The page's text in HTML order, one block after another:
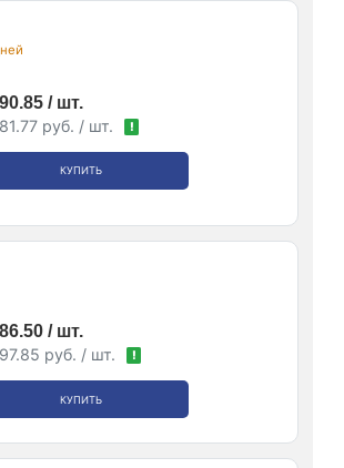
/ шт.
руб. / шт. !
КУПИТЬ
/ шт.
руб. / шт. !
КУПИТЬ